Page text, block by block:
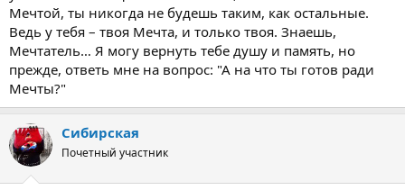
Мечтой, ты никогда не будешь таким, как остальные.
Ведь у тебя – твоя Мечта, и только твоя. Знаешь,
Мечтатель… Я могу вернуть тебе душу и память, но
прежде, ответь мне на вопрос: "А на что ты готов ради
Мечты?"
Сибирская
Почетный участник